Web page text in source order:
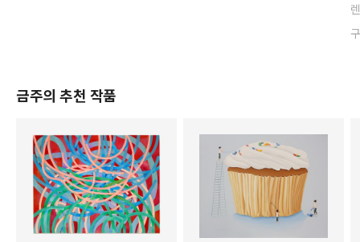
금주의 추천 작품